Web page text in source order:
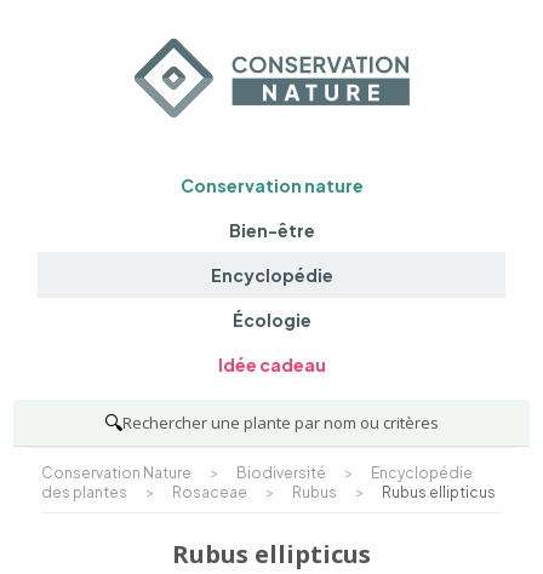
Conservation nature
Bien-être
Encyclopédie
Écologie
Idée cadeau
🔍Rechercher une plante par nom ou critères
Conservation Nature > Biodiversité >
Encyclopédie
des plantes
> Rosaceae > Rubus > Rubus ellipticus
Rubus ellipticus